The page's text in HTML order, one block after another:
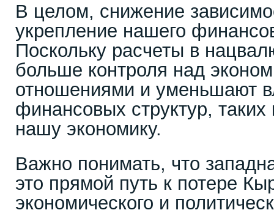
В целом, снижение
укрепление нашего
Поскольку расчеты в
больше контроля над
отношениями и уменьшают
финансовых структур,
нашу экономику.
Важно понимать, что
это прямой путь к потере
экономического и